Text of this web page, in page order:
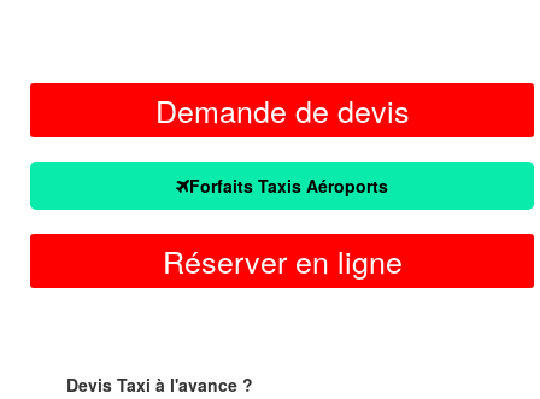
Demande de devis
Forfaits Taxis Aéroports
Réserver en ligne
Devis Taxi à l'avance ?